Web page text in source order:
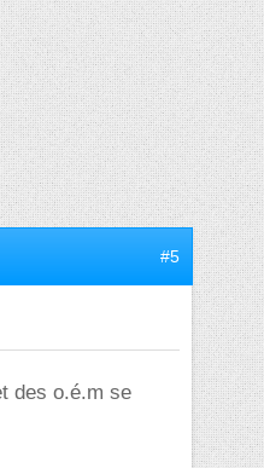
#5
des o.é.m se